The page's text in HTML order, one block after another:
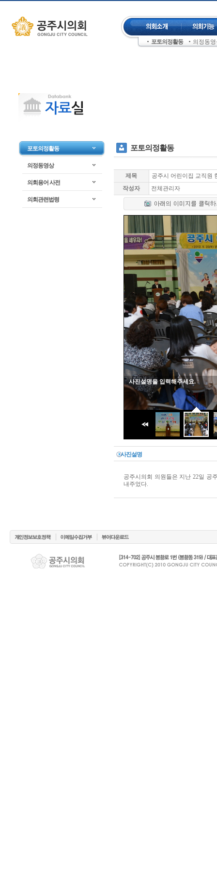
주메뉴 건너뛰기
포토의정활동 의정동
좌측메뉴 건너뛰기
포토의정활동
의정동영상
의회용어 사전
의회관련법령
포토의정활동
제목
공주시 어린이집 교직원
작성자
전체관리자
사진설명을 입력해주세요.
사진설명
공주시의회 의원들은 지난 22일 공
내주었다.